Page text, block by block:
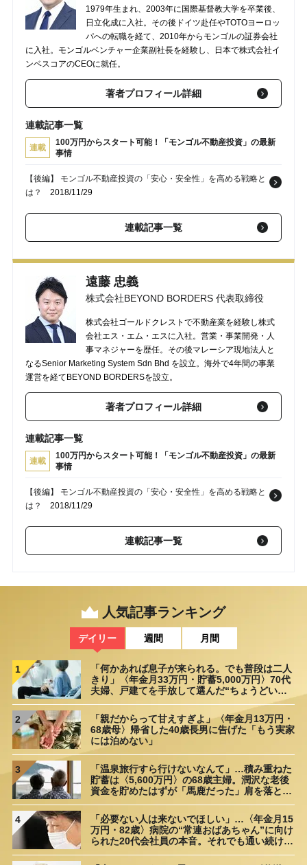
1979年生まれ、2003年に国際基督教大学を卒業後、
日立化成に入社。その後ドイツ赴任やTOTOヨーロッ
パへの転職を経て、2010年からモンゴルの証券会社
に入社。モンゴルベンチャー企業副社長を経験し、日本で株式会社イ
ンベスコアのCEOに就任。
著者プロフィール詳細
連載記事一覧
連載
100万円からスタート可能！「モンゴル不動産投資」の最新
事情
【後編】 モンゴル不動産投資の「安心・安全性」を高める戦略と
は？
2018/11/29
連載記事一覧
遠藤 忠義
株式会社BEYOND BORDERS 代表取締役
株式会社ゴールドクレストで不動産業を経験し株式
会社エス・エム・エスに入社。営業・事業開発・人
事マネジャーを歴任。その後マレーシア現地法人と
なるSenior Marketing System Sdn Bhd を設立。海外で4年間の事業
運営を経てBEYOND BORDERSを設立。
著者プロフィール詳細
連載記事一覧
連載
100万円からスタート可能！「モンゴル不動産投資」の最新
事情
【後編】 モンゴル不動産投資の「安心・安全性」を高める戦略と
は？
2018/11/29
連載記事一覧
人気記事ランキング
デイリー 週間 月間
1
「何かあれば息子が来られる。でも普段は二人
きり」〈年金月33万円・貯蓄5,000万円〉70代
夫婦、戸建てを手放して選んだ“ちょうどいい
距離”
2
「親だからって甘えすぎよ」〈年金月13万円・
68歳母〉帰省した40歳長男に告げた「もう実家
には泊めない」
3
「温泉旅行すら行けないなんて」…積み重ねた
貯蓄は〈5,600万円〉の68歳主婦。潤沢な老後
資金を貯めたはずが「馬鹿だった」肩を落とす
理由
4
「必要ない人は来ないでほしい」…〈年金月15
万円・82歳〉病院の“常連おばあちゃん”に向け
られた20代会社員の本音。それでも通い続ける
理由